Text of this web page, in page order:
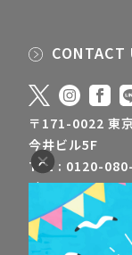
CONTACT
〒171-0022 東
今井ビル5F
TEL : 0120-
0）
FAX : 03-5928-
info@jaa-